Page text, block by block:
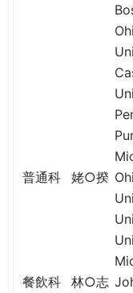
WAGOR
普通科
姥○揆
餐飲科
林○志